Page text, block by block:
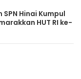
Hinai Kumpul
HUT RI ke-